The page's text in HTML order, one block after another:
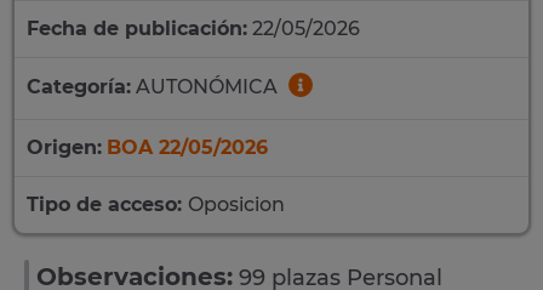
Fecha de publicación: 22/05/2026
Categoría: AUTONÓMICA
Origen: BOA 22/05/2026
Tipo de acceso: Oposicion
Observaciones: 99 plazas Personal